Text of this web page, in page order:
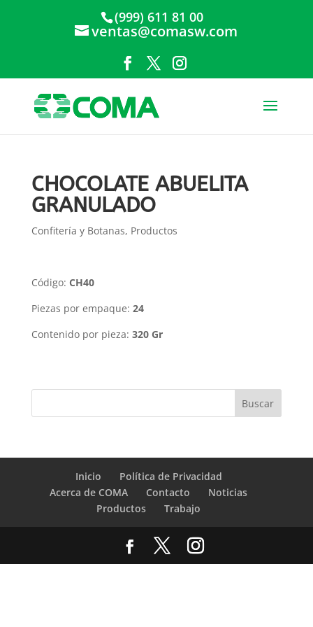
(999) 611 81 00
ventas@comasw.com
CHOCOLATE ABUELITA
GRANULADO
Confitería y Botanas, Productos
Código: CH40
Piezas por empaque: 24
Contenido por pieza: 320 Gr
Inicio
Política de Privacidad
Acerca de COMA
Contacto
Noticias
Productos
Trabajo